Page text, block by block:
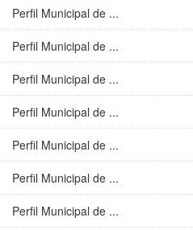
Perfil Municipal de ...
Perfil Municipal de ...
Perfil Municipal de ...
Perfil Municipal de ...
Perfil Municipal de ...
Perfil Municipal de ...
Perfil Municipal de ...